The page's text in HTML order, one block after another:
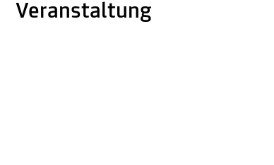
Veranstaltung